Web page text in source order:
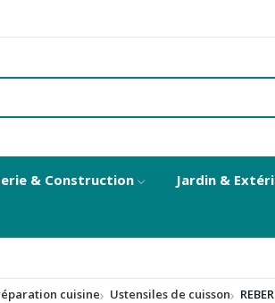
& Construction Jardin &
cuisine Ustensiles de cuisson